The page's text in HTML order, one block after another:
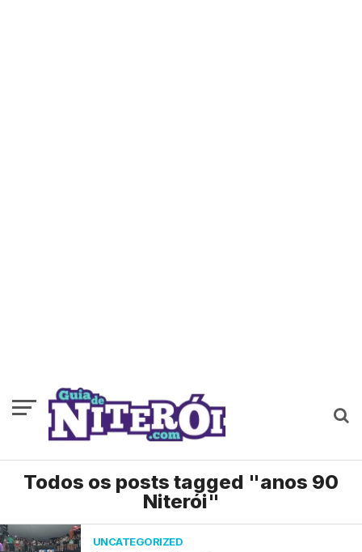
Todos os posts tagged "anos 90
Niterói"
UNCATEGORIZED